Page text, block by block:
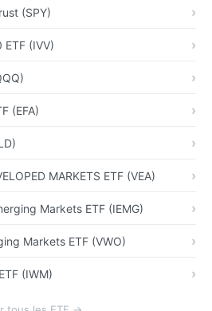
(SPY)
ETF (IVV)
(EFA)
MARKETS ETF (VEA)
Markets ETF (IEMG)
Markets ETF (VWO)
(IWM)